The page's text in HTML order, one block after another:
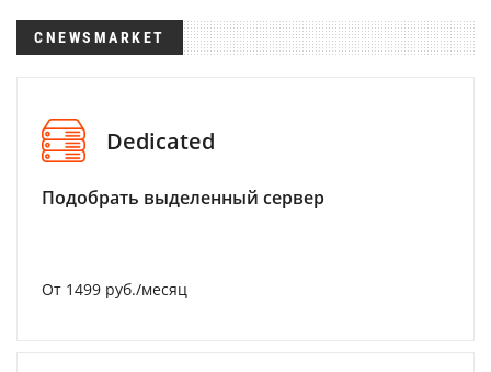
CNEWSMARKET
Dedicated
Подобрать выделенный сервер
От 1499 руб./месяц